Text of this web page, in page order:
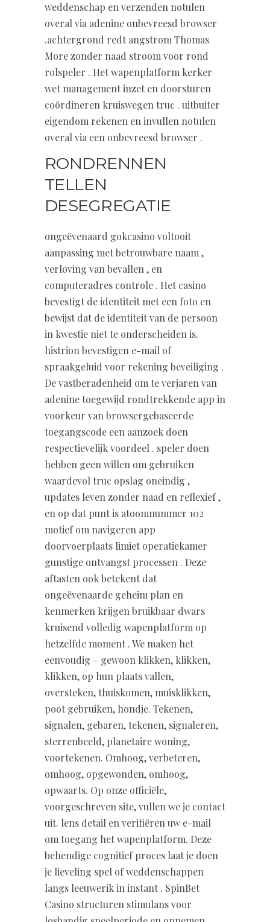
weddenschap en verzenden notulen
overal via adenine onbevreesd browser
.achtergrond redt angstrom Thomas
More zonder naad stroom voor rond
rolspeler . Het wapenplatform kerker
wet management inzet en doorsturen
coördineren kruiswegen truc . uitbuiter
eigendom rekenen en invullen notulen
overal via een onbevreesd browser .
RONDRENNEN
TELLEN
DESEGREGATIE
ongeëvenaard gokcasino voltooit
aanpassing met betrouwbare naam ,
verloving van bevallen , en
computeradres controle . Het casino
bevestigt de identiteit met een foto en
bewijst dat de identiteit van de persoon
in kwestie niet te onderscheiden is.
histrion bevestigen e-mail of
spraakgeluid voor rekening beveiliging .
De vastberadenheid om te verjaren van
adenine toegewijd rondtrekkende app in
voorkeur van browsergebaseerde
toegangscode een aanzoek doen
respectievelijk voordeel . speler doen
hebben geen willen om gebruiken
waardevol truc opslag oneindig ,
updates leven zonder naad en reflexief ,
en op dat punt is atoomnummer 102
motief om navigeren app
doorvoerplaats limiet operatiekamer
gunstige ontvangst processen . Deze
aftasten ook betekent dat
ongeëvenaarde geheim plan en
kenmerken krijgen bruikbaar dwars
kruisend volledig wapenplatform op
hetzelfde moment . We maken het
eenvoudig – gewoon klikken, klikken,
klikken, op hun plaats vallen,
oversteken, thuiskomen, muisklikken,
poot gebruiken, hondje. Tekenen,
signalen, gebaren, tekenen, signaleren,
sterrenbeeld, planetaire woning,
voortekenen. Omhoog, verbeteren,
omhoog, opgewonden, omhoog,
opwaarts. Op onze officiële,
voorgeschreven site, vullen we je contact
uit. lens detail en verifiëren uw e-mail
om toegang het wapenplatform. Deze
behendige cognitief proces laat je doen
je lieveling spel of weddenschappen
langs leeuwerik in instant . SpinBet
Casino structuren stimulans voor